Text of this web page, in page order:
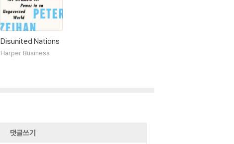
Disunited Nations
Harper Business
댓글쓰기